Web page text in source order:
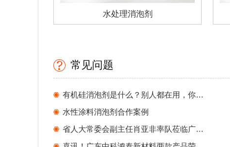
水处理消泡剂
常见问题
有机硅消泡剂是什么？别人都在用，你还不知道？
水性涂料消泡剂合作案例
省人大常委会副主任肖亚非率队莅临广东中科鸿泰...